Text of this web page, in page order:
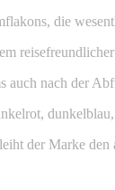
die
auch nach der
der Marke